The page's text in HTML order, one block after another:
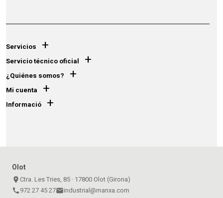
Servicios +
Servicio técnico oficial +
¿Quiénes somos? +
Mi cuenta +
Informació +
Olot
place Ctra. Les Tries, 85 · 17800 Olot (Girona)
call 972 27 45 27emailindustrial@manxa.com